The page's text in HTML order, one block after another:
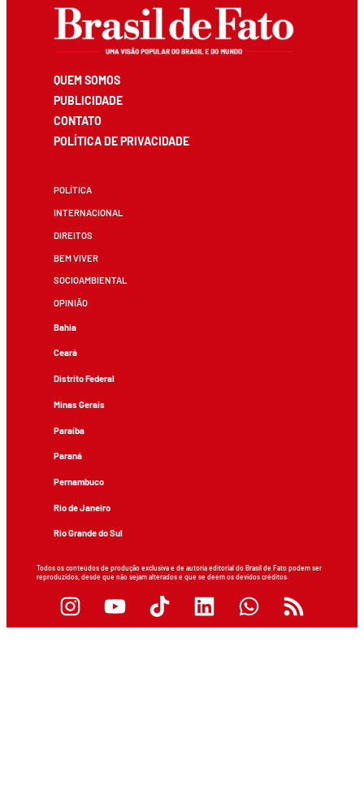
QUEM SOMOS
PUBLICIDADE
CONTATO
POLÍTICA DE PRIVACIDADE
POLÍTICA
INTERNACIONAL
DIREITOS
BEM VIVER
SOCIOAMBIENTAL
OPINIÃO
Bahia
Ceará
Distrito Federal
Minas Gerais
Paraíba
Paraná
Pernambuco
Rio de Janeiro
Rio Grande do Sul
Todos os conteúdos de produção exclusiva e de autoria editorial do Brasil de Fato podem ser
reproduzidos, desde que não sejam alterados e que se deem os devidos créditos.